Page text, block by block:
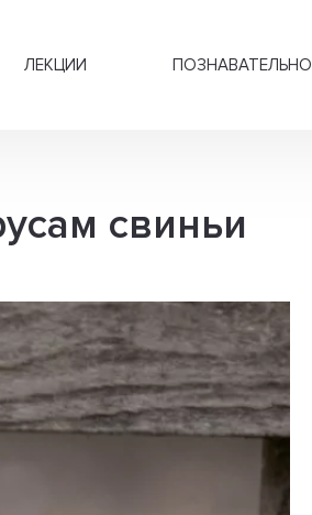
ЛЕКЦИИ ПОЗНАВАТЕЛЬНО
свиньи